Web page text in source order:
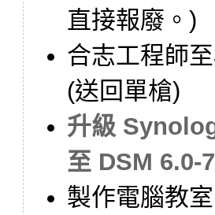
直接報廢。)
合志工程師
(送回單槍)
升級
至 DSM 6.0-
製作電腦教